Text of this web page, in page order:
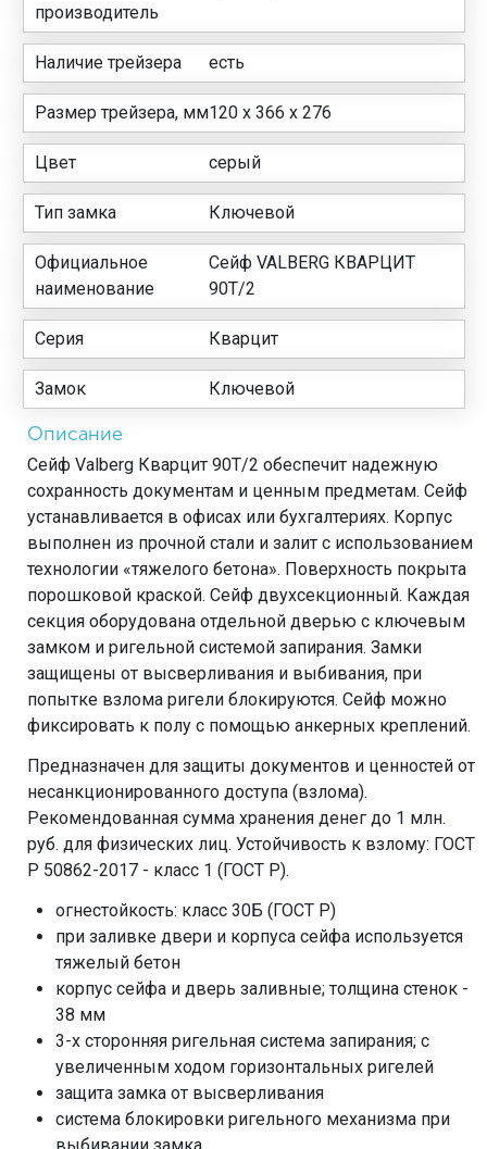
производитель
Наличие трейзера есть
Размер трейзера, мм120 х 366 х 276
Цвет серый
Тип замка Ключевой
Официальное
наименование
Сейф VALBERG КВАРЦИТ
90T/2
Серия Кварцит
Замок Ключевой
Описание
Сейф Valberg Кварцит 90Т/2 обеспечит надежную
сохранность документам и ценным предметам. Сейф
устанавливается в офисах или бухгалтериях. Корпус
выполнен из прочной стали и залит с использованием
технологии «тяжелого бетона». Поверхность покрыта
порошковой краской. Сейф двухсекционный. Каждая
секция оборудована отдельной дверью с ключевым
замком и ригельной системой запирания. Замки
защищены от высверливания и выбивания, при
попытке взлома ригели блокируются. Сейф можно
фиксировать к полу с помощью анкерных креплений.
Предназначен для защиты документов и ценностей от
несанкционированного доступа (взлома).
Рекомендованная сумма хранения денег до 1 млн.
руб. для физических лиц. Устойчивость к взлому: ГОСТ
Р 50862-2017 - класс 1 (ГОСТ Р).
огнестойкость: класс 30Б (ГОСТ Р)
при заливке двери и корпуса сейфа используется
тяжелый бетон
корпус сейфа и дверь заливные; толщина стенок -
38 мм
3-х сторонняя ригельная система запирания; с
увеличенным ходом горизонтальных ригелей
защита замка от высверливания
система блокировки ригельного механизма при